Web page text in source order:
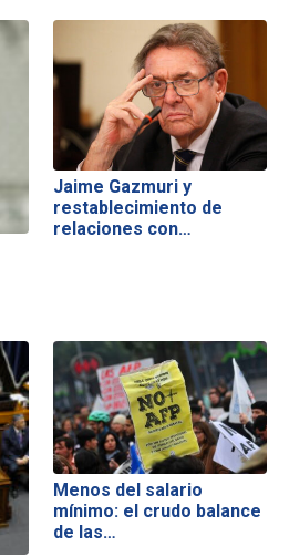
Jaime Gazmuri y
restablecimiento de
relaciones con…
Menos del salario
mínimo: el crudo balance
de las…